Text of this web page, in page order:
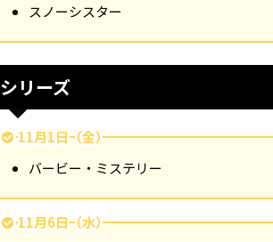
スノーシスター
シリーズ
11月1日（金）
バービー・ミステリー
11月6日（水）